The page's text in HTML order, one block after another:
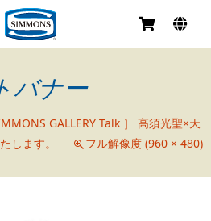
バナー
GALLERY Talk ］ 高須光聖×天
します。
フル解像度 (960 × 480)